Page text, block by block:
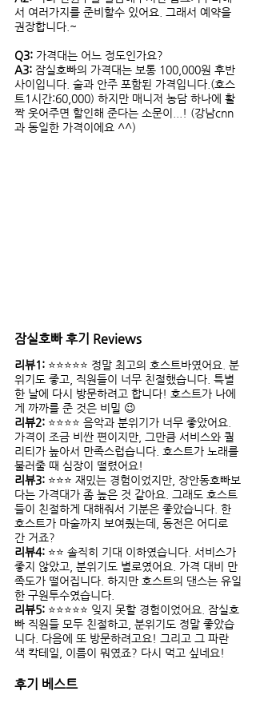
서 여러가지를 준비할수 있어요. 그래서 예약을
권장합니다.~
Q3: 가격대는 어느 정도인가요?
A3: 잠실호빠의 가격대는 보통 100,000원 후반
사이입니다. 술과 안주 포함된 가격입니다.(호스
트1시간:60,000) 하지만 매니저 농담 하나에 활
짝 웃어주면 할인해 준다는 소문이...! (강남cnn
과 동일한 가격이에요 ^^)
잠실호빠 후기 Reviews
리뷰1: ⭐⭐⭐⭐⭐ 정말 최고의 호스트바였어요. 분
위기도 좋고, 직원들이 너무 친절했습니다. 특별
한 날에 다시 방문하려고 합니다! 호스트가 나에
게 까까를 준 것은 비밀 😉
리뷰2: ⭐⭐⭐⭐ 음악과 분위기가 너무 좋았어요.
가격이 조금 비싼 편이지만, 그만큼 서비스와 퀄
리티가 높아서 만족스럽습니다. 호스트가 노래를
불러줄 때 심장이 떨렸어요!
리뷰3: ⭐⭐⭐ 재밌는 경험이었지만, 장안동호빠보
다는 가격대가 좀 높은 것 같아요. 그래도 호스트
들이 친절하게 대해줘서 기분은 좋았습니다. 한
호스트가 마술까지 보여줬는데, 동전은 어디로
간 거죠?
리뷰4: ⭐⭐ 솔직히 기대 이하였습니다. 서비스가
좋지 않았고, 분위기도 별로였어요. 가격 대비 만
족도가 떨어집니다. 하지만 호스트의 댄스는 유일
한 구원투수였습니다.
리뷰5: ⭐⭐⭐⭐⭐ 잊지 못할 경험이었어요. 잠실호
빠 직원들 모두 친절하고, 분위기도 정말 좋았습
니다. 다음에 또 방문하려고요! 그리고 그 파란
색 칵테일, 이름이 뭐였죠? 다시 먹고 싶네요!
후기 베스트